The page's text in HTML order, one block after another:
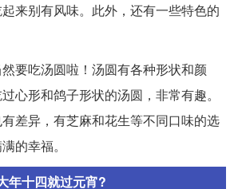
来别有风味。此外，还有一些特色的
要吃汤圆啦！汤圆有各种形状和颜
心形和鸽子形状的汤圆，非常有趣。
差异，有芝麻和花生等不同口味的选
的幸福。
年十四就过元宵?